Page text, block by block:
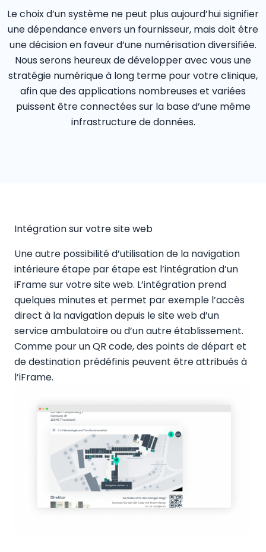
Le choix d’un système ne peut plus aujourd’hui signifier
une dépendance envers un fournisseur, mais doit être
une décision en faveur d’une numérisation diversifiée.
Nous serons heureux de développer avec vous une
stratégie numérique à long terme pour votre clinique,
afin que des applications nombreuses et variées
puissent être connectées sur la base d’une même
infrastructure de données.
Intégration sur votre site web
Une autre possibilité d’utilisation de la navigation
intérieure étape par étape est l’intégration d’un
iFrame sur votre site web. L’intégration prend
quelques minutes et permet par exemple l’accès
direct à la navigation depuis le site web d’un
service ambulatoire ou d’un autre établissement.
Comme pour un QR code, des points de départ et
de destination prédéfinis peuvent être attribués à
l’iFrame.